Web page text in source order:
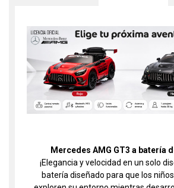
Mercedes AMG GT3 a batería
¡Elegancia y velocidad en un solo
batería diseñado para que los